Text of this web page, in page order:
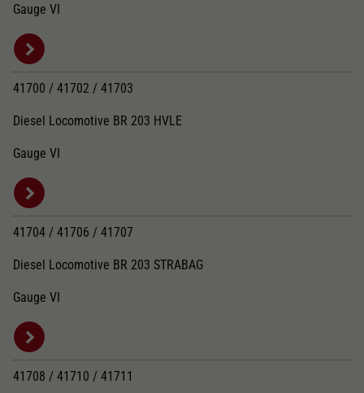
Gauge VI
41700 / 41702 / 41703
Diesel Locomotive BR 203 HVLE
Gauge VI
41704 / 41706 / 41707
Diesel Locomotive BR 203 STRABAG
Gauge VI
41708 / 41710 / 41711